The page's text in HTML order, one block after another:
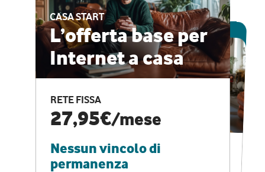
CASA START
L’offerta base per
Internet a casa
RETE FISSA
27,95€/mese
Nessun vincolo di
permanenza
ESCLUSIVA ONLINE
CASA PRO
Internet veloce e
vantaggi speciali
RETE FISSA + VODAFONE CLUB
29,95€